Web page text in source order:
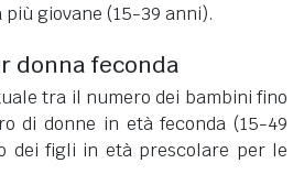
giovane (15-39 anni).
donna feconda
tra il numero dei bambini fino
di donne in età feconda (15-49
dei figli in età prescolare per le